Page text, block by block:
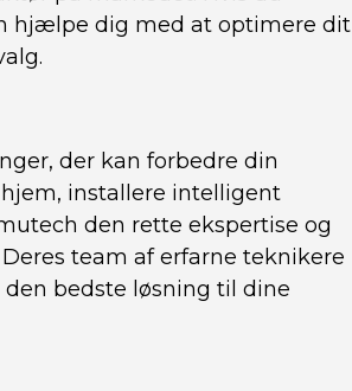
hjælpe dig med at optimere dit
der kan forbedre din
installere intelligent
den rette ekspertise og
team af erfarne teknikere
bedste løsning til dine